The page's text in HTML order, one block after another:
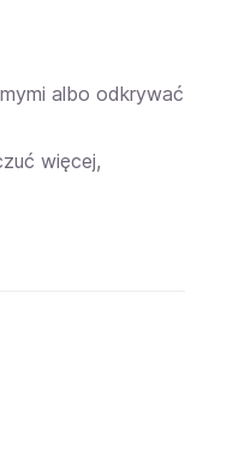
albo odkrywać
więcej,